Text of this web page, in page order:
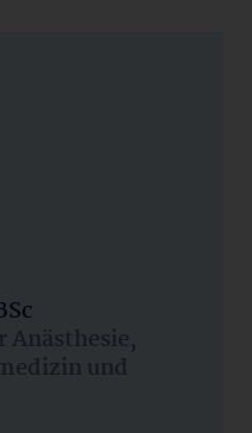
und